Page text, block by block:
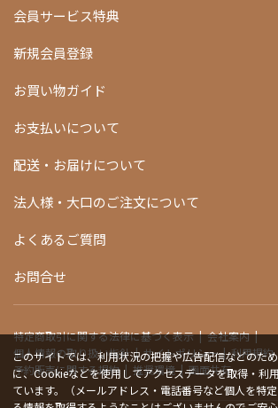
会員サービス特典
新規会員登録
お買い物ガイド
お支払いについて
配送・お届けについて
法人様・大口のご注文について
よくあるご質問
お問合せ
特定商取引に関する法律に基づく表示
会社案内
個人情報の取り扱い指針
サイトポリシー 利用規約
予約販売に関する規約
推奨環境 画面共有
このサイトでは、利用状況の把握や広告配信などのため
に、Cookieなどを使用してアクセスデータを取得・利
ています。（メールアドレス・電話番号など個人を特